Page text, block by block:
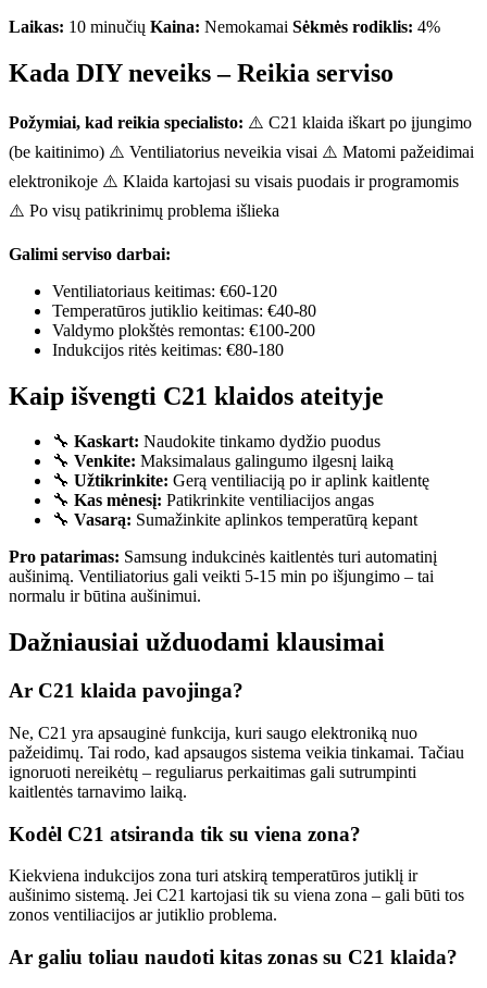
Laikas: 10 minučių Kaina: Nemokamai Sėkmės rodiklis: 4%
Kada DIY neveiks – Reikia serviso
Požymiai, kad reikia specialisto: ⚠️ C21 klaida iškart po įjungimo
(be kaitinimo) ⚠️ Ventiliatorius neveikia visai ⚠️ Matomi pažeidimai
elektronikoje ⚠️ Klaida kartojasi su visais puodais ir programomis
⚠️ Po visų patikrinimų problema išlieka
Galimi serviso darbai:
Ventiliatoriaus keitimas: €60-120
Temperatūros jutiklio keitimas: €40-80
Valdymo plokštės remontas: €100-200
Indukcijos ritės keitimas: €80-180
Kaip išvengti C21 klaidos ateityje
🔧 Kaskart: Naudokite tinkamo dydžio puodus
🔧 Venkite: Maksimalaus galingumo ilgesnį laiką
🔧 Užtikrinkite: Gerą ventiliaciją po ir aplink kaitlentę
🔧 Kas mėnesį: Patikrinkite ventiliacijos angas
🔧 Vasarą: Sumažinkite aplinkos temperatūrą kepant
Pro patarimas: Samsung indukcinės kaitlentės turi automatinį
aušinimą. Ventiliatorius gali veikti 5-15 min po išjungimo – tai
normalu ir būtina aušinimui.
Dažniausiai užduodami klausimai
Ar C21 klaida pavojinga?
Ne, C21 yra apsauginė funkcija, kuri saugo elektroniką nuo
pažeidimų. Tai rodo, kad apsaugos sistema veikia tinkamai. Tačiau
ignoruoti nereikėtų – reguliarus perkaitimas gali sutrumpinti
kaitlentės tarnavimo laiką.
Kodėl C21 atsiranda tik su viena zona?
Kiekviena indukcijos zona turi atskirą temperatūros jutiklį ir
aušinimo sistemą. Jei C21 kartojasi tik su viena zona – gali būti tos
zonos ventiliacijos ar jutiklio problema.
Ar galiu toliau naudoti kitas zonas su C21 klaida?